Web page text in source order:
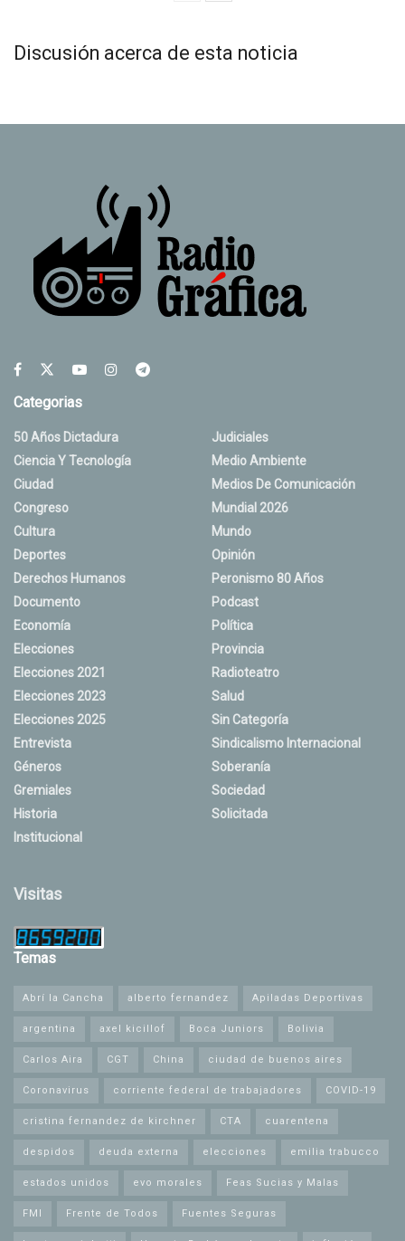
Discusión acerca de esta noticia
Categorias
50 Años Dictadura
Ciencia Y Tecnología
Ciudad
Congreso
Cultura
Deportes
Derechos Humanos
Documento
Economía
Elecciones
Elecciones 2021
Elecciones 2023
Elecciones 2025
Entrevista
Géneros
Gremiales
Historia
Institucional
Judiciales
Medio Ambiente
Medios De Comunicación
Mundial 2026
Mundo
Opinión
Peronismo 80 Años
Podcast
Política
Provincia
Radioteatro
Salud
Sin Categoría
Sindicalismo Internacional
Soberanía
Sociedad
Solicitada
Visitas
Temas
Abrí la Cancha alberto fernandez Apiladas Deportivas
argentina axel kicillof Boca Juniors Bolivia
Carlos Aira CGT China ciudad de buenos aires
Coronavirus corriente federal de trabajadores COVID-19
cristina fernandez de kirchner CTA cuarentena
despidos deuda externa elecciones emilia trabucco
estados unidos evo morales Feas Sucias y Malas
FMI Frente de Todos Fuentes Seguras